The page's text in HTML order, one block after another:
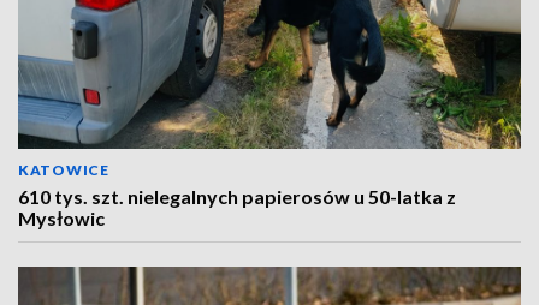
KATOWICE
610 tys. szt. nielegalnych papierosów u 50-latka z
Mysłowic